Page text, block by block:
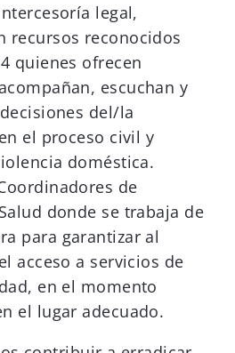
legal,
recursos reconocidos
quienes ofrecen
escuchan y
del/la
el proceso civil y
doméstica.
de
donde se trabaja de
para garantizar al
acceso a servicios de
en el momento
el lugar adecuado.